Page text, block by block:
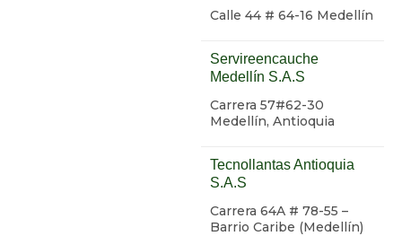
Calle 44 # 64-16 Medellín
Servireencauche
Medellín S.A.S
Carrera 57#62-30
Medellín, Antioquia
Tecnollantas Antioquia
S.A.S
Carrera 64A # 78-55 –
Barrio Caribe (Medellín)